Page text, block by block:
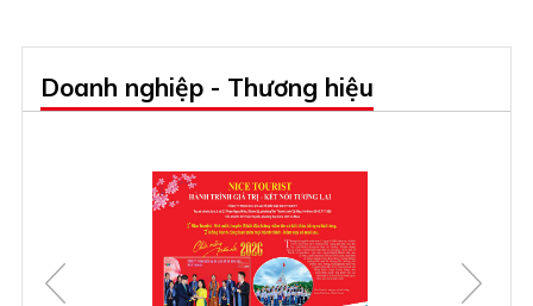
Doanh nghiệp - Thương hiệu